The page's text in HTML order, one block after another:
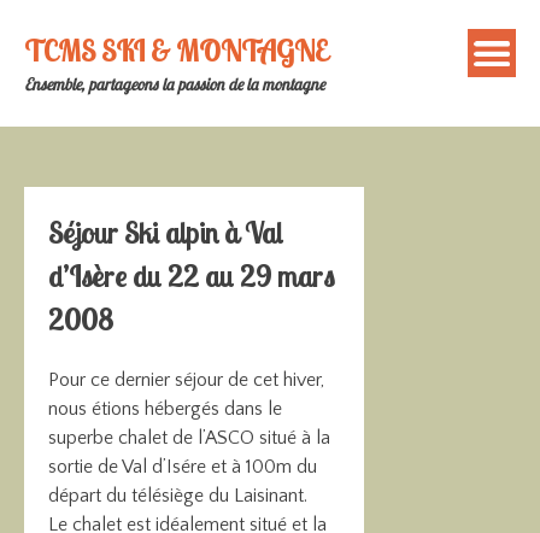
TCMS SKI & MONTAGNE
Ensemble, partageons la passion de la montagne
Séjour Ski alpin à Val
d’Isère du 22 au 29 mars
2008
Pour ce dernier séjour de cet hiver,
nous étions hébergés dans le
superbe chalet de l’ASCO situé à la
sortie de Val d’Isére et à 100m du
départ du télésiège du Laisinant.
Le chalet est idéalement situé et la